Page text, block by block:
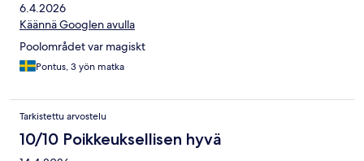
6.4.2026
Käännä Googlen avulla
Poolområdet var magiskt
Pontus, 3 yön matka
Tarkistettu arvostelu
10/10 Poikkeuksellisen hyvä